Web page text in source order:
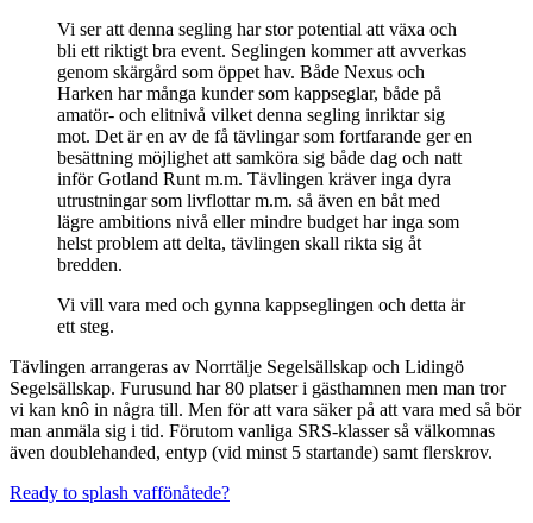
Vi ser att denna segling har stor potential att växa och
bli ett riktigt bra event. Seglingen kommer att avverkas
genom skärgård som öppet hav. Både Nexus och
Harken har många kunder som kappseglar, både på
amatör- och elitnivå vilket denna segling inriktar sig
mot. Det är en av de få tävlingar som fortfarande ger en
besättning möjlighet att samköra sig både dag och natt
inför Gotland Runt m.m. Tävlingen kräver inga dyra
utrustningar som livflottar m.m. så även en båt med
lägre ambitions nivå eller mindre budget har inga som
helst problem att delta, tävlingen skall rikta sig åt
bredden.
Vi vill vara med och gynna kappseglingen och detta är
ett steg.
Tävlingen arrangeras av Norrtälje Segelsällskap och Lidingö
Segelsällskap. Furusund har 80 platser i gästhamnen men man tror
vi kan knô in några till. Men för att vara säker på att vara med så bör
man anmäla sig i tid. Förutom vanliga SRS-klasser så välkomnas
även doublehanded, entyp (vid minst 5 startande) samt flerskrov.
Ready to splash vaffönåtede?